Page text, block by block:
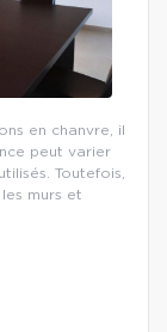
en chanvre, il
peut varier
Toutefois,
murs et